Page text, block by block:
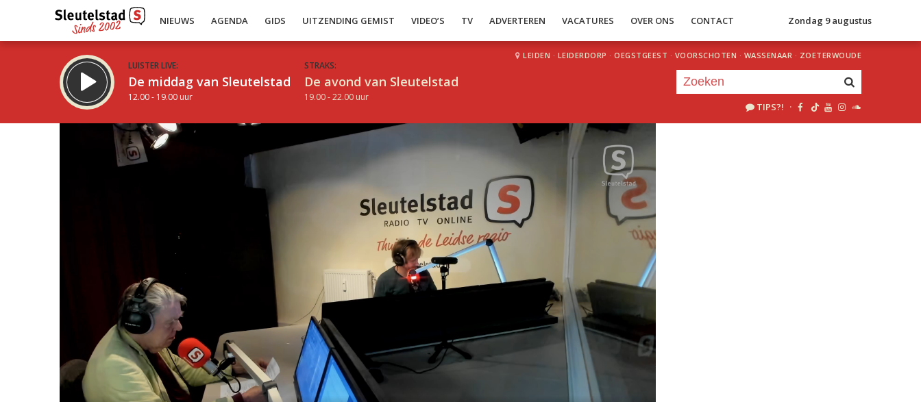
NIEUWS AGENDA GIDS UITZENDING GEMIST VIDEO’S TV ADVERTEREN VACATURES OVER ONS CONTACT Zondag 9 augustus
LUISTER LIVE:
De middag van Sleutelstad
12.00 - 19.00 uur
STRAKS:
De avond van Sleutelstad
19.00 - 22.00 uur
LEIDEN · LEIDERDORP · OEGSTGEEST · VOORSCHOTEN · WASSENAAR · ZOETERWOUDE
TIPS?! ·